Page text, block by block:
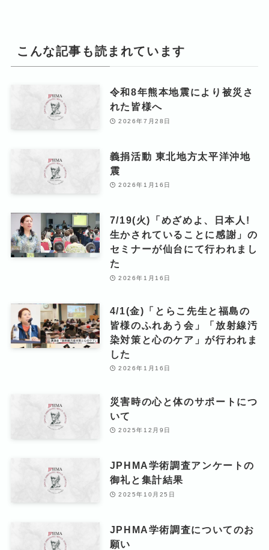
こんな記事も読まれています
令和8年熊本地震により被災さ
れた皆様へ
2026年7月28日
義捐活動 東北地方太平洋沖地
震
2026年1月16日
7/19(火)「めざめよ、日本人!
生かされていることに感謝」の
セミナーが仙台にて行われまし
た
2026年1月16日
4/1(金)「とらこ先生と福島の
皆様のふれあう会」「放射線汚
染対策と心のケア」が行われま
した
2026年1月16日
災害時の心と体のサポートにつ
いて
2025年12月9日
JPHMA学術調査アンケートの
御礼と集計結果
2025年10月25日
JPHMA学術調査についてのお
願い